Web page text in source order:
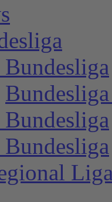
Bundesliga
Bundesliga
Bundesliga
Liga